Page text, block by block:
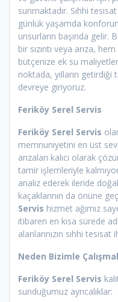
sunmaktadır. Sıhhi
günlük yaşamda
unsurların başında gelir.
bir sızıntı veya arıza,
bütçenize ek su
noktada, yılların
devreye giriyoruz.
Feriköy Serel Servis
Feriköy Serel Servis
memnuniyetini en üst
arızaları kalıcı olarak
tamir işlemleriyle
analiz ederek ileride
kaçaklarının da önüne
Servis hizmet ağımız
itibaren en kısa sürede
alanlarınızın sıhhi
Neden Bizimle
Feriköy Serel Servis
sunduğumuz ayrıcalıklar: